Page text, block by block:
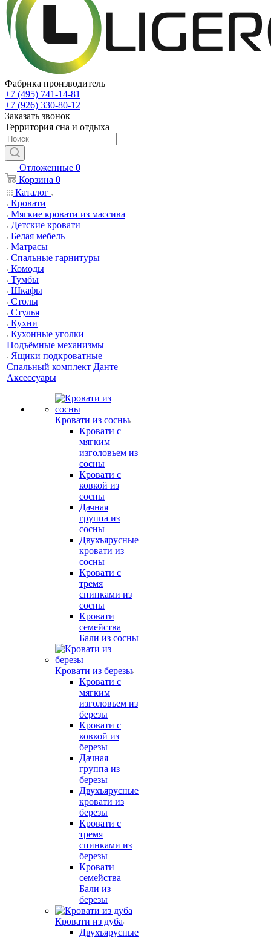
Фабрика производитель
+7 (495) 741-14-81
+7 (926) 330-80-12
Заказать звонок
Территория сна и отдыха
Отложенные 0
Корзина 0
Каталог
Кровати
Мягкие кровати из массива
Детские кровати
Белая мебель
Матрасы
Спальные гарнитуры
Комоды
Тумбы
Шкафы
Столы
Стулья
Кухни
Кухонные уголки
Подъёмные механизмы
Ящики подкроватные
Спальный комплект Данте
Аксессуары
Кровати из сосны
Кровати с
мягким
изголовьем из
сосны
Кровати с
ковкой из
сосны
Дачная
группа из
сосны
Двухъярусные
кровати из
сосны
Кровати с
тремя
спинками из
сосны
Кровати
семейства
Бали из сосны
Кровати из березы
Кровати с
мягким
изголовьем из
березы
Кровати с
ковкой из
березы
Дачная
группа из
березы
Двухъярусные
кровати из
березы
Кровати с
тремя
спинками из
березы
Кровати
семейства
Бали из
березы
Кровати из дуба
Двухъярусные